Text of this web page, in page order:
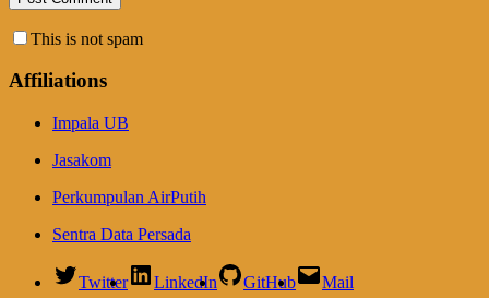
This is not spam
Affiliations
Impala UB
Jasakom
Perkumpulan AirPutih
Sentra Data Persada
Twitter LinkedIn GitHub Mail